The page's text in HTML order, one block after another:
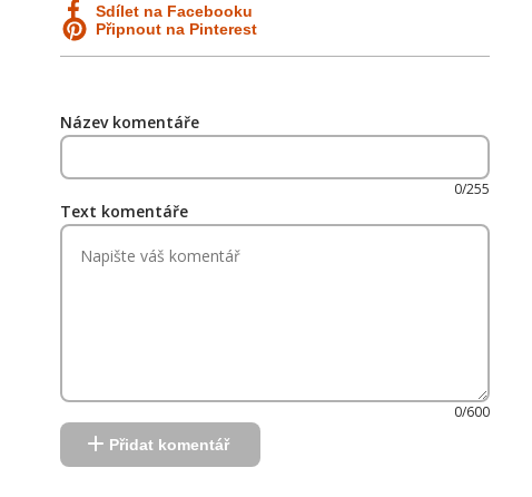
Sdílet na Facebooku
Připnout na Pinterest
Název komentáře
0/255
Text komentáře
0/600
Přidat komentář